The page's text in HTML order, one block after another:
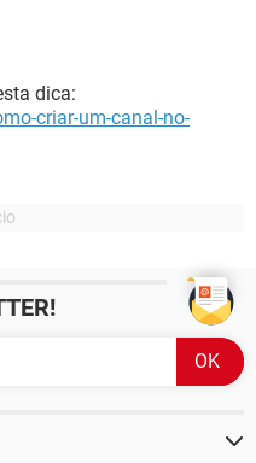
dica:
criar-um-canal-no-